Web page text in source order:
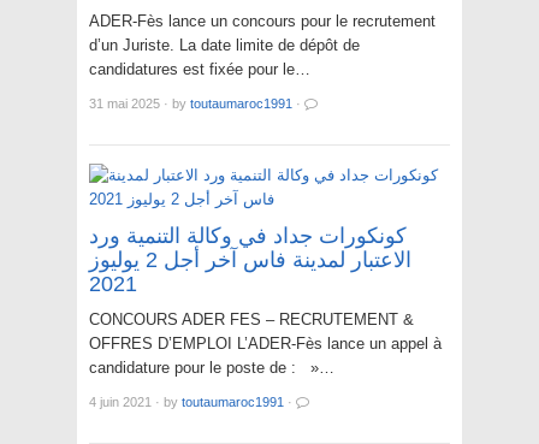
ADER-Fès lance un concours pour le recrutement
d’un Juriste. La date limite de dépôt de
candidatures est fixée pour le…
31 mai 2025 · by toutaumaroc1991 ·
كونكورات جداد في وكالة التنمية ورد
الاعتبار لمدينة فاس آخر أجل 2 يوليوز
2021
CONCOURS ADER FES – RECRUTEMENT &
OFFRES D’EMPLOI L’ADER-Fès lance un appel à
candidature pour le poste de : »…
4 juin 2021 · by toutaumaroc1991 ·